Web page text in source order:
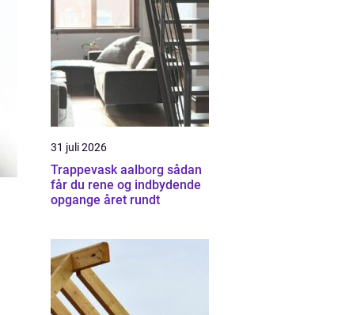
31 juli 2026
Trappevask aalborg sådan
får du rene og indbydende
opgange året rundt